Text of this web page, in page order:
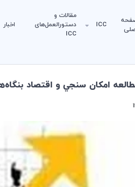
ICC
مقالات و
دستورالعمل‌های
ICC
اخبار
امكان سنجي و اقتصاد